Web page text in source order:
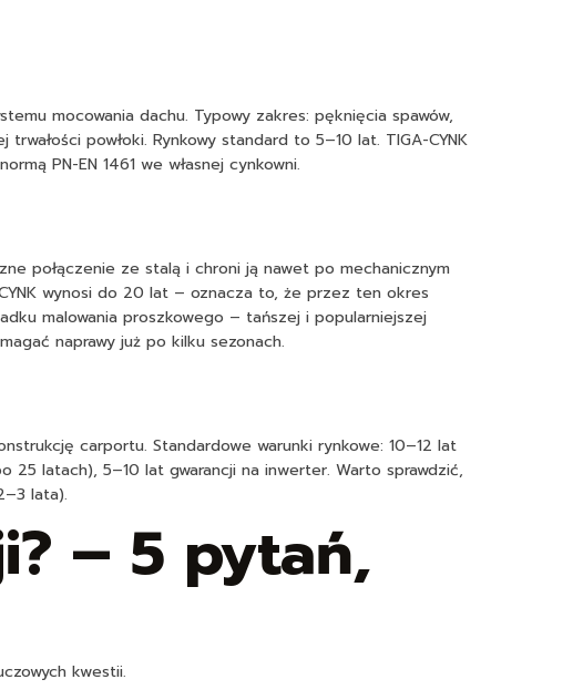
mocowania dachu. Typowy zakres: pęknięcia spawów,
powłoki. Rynkowy standard to 5–10 lat. TIGA-CYNK
PN-EN 1461 we własnej cynkowni.
połączenie ze stalą i chroni ją nawet po mechanicznym
wynosi do 20 lat – oznacza to, że przez ten okres
malowania proszkowego – tańszej i popularniejszej
naprawy już po kilku sezonach.
carportu. Standardowe warunki rynkowe: 10–12 lat
25 latach), 5–10 lat gwarancji na inwerter. Warto sprawdzić,
lata).
– 5 pytań,
kwestii.